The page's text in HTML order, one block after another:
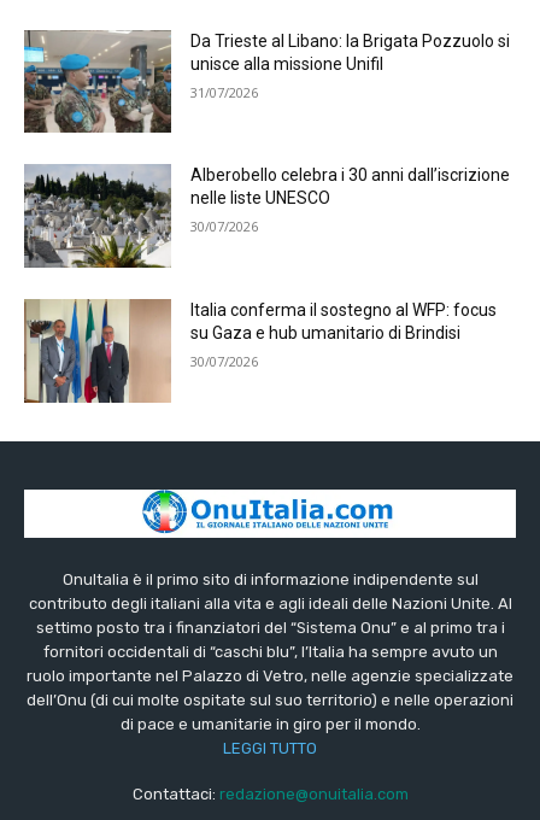
Da Trieste al Libano: la Brigata Pozzuolo si
unisce alla missione Unifil
31/07/2026
Alberobello celebra i 30 anni dall’iscrizione
nelle liste UNESCO
30/07/2026
Italia conferma il sostegno al WFP: focus
su Gaza e hub umanitario di Brindisi
30/07/2026
OnuItalia è il primo sito di informazione indipendente sul
contributo degli italiani alla vita e agli ideali delle Nazioni Unite. Al
settimo posto tra i finanziatori del “Sistema Onu” e al primo tra i
fornitori occidentali di “caschi blu”, l’Italia ha sempre avuto un
ruolo importante nel Palazzo di Vetro, nelle agenzie specializzate
dell’Onu (di cui molte ospitate sul suo territorio) e nelle operazioni
di pace e umanitarie in giro per il mondo.
LEGGI TUTTO
Contattaci: redazione@onuitalia.com